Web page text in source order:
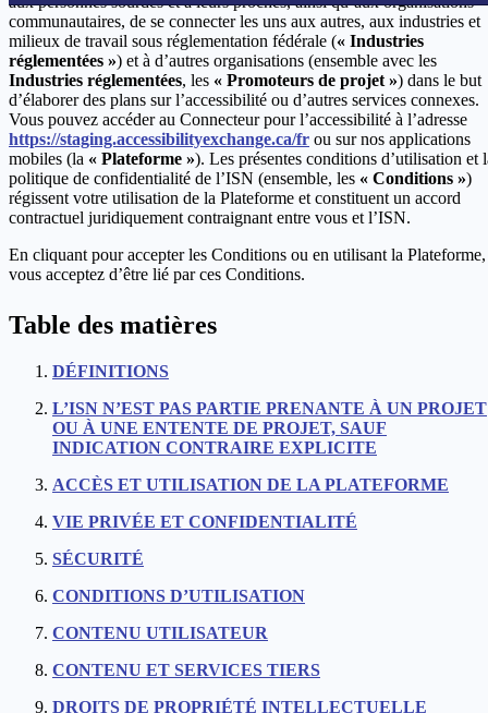
communautaires, de se connecter les uns aux autres, aux industries et
milieux de travail sous réglementation fédérale (« Industries
réglementées ») et à d’autres organisations (ensemble avec les
Industries réglementées, les « Promoteurs de projet ») dans le but
d’élaborer des plans sur l’accessibilité ou d’autres services connexes.
Vous pouvez accéder au Connecteur pour l’accessibilité à l’adresse
https://staging.accessibilityexchange.ca/fr ou sur nos applications
mobiles (la « Plateforme »). Les présentes conditions d’utilisation et
politique de confidentialité de l’ISN (ensemble, les « Conditions »)
régissent votre utilisation de la Plateforme et constituent un accord
contractuel juridiquement contraignant entre vous et l’ISN.
En cliquant pour accepter les Conditions ou en utilisant la Plateforme,
vous acceptez d’être lié par ces Conditions.
Table des matières
DÉFINITIONS
L’ISN N’EST PAS PARTIE PRENANTE À UN PROJET
OU À UNE ENTENTE DE PROJET, SAUF
INDICATION CONTRAIRE EXPLICITE
ACCÈS ET UTILISATION DE LA PLATEFORME
VIE PRIVÉE ET CONFIDENTIALITÉ
SÉCURITÉ
CONDITIONS D’UTILISATION
CONTENU UTILISATEUR
CONTENU ET SERVICES TIERS
DROITS DE PROPRIÉTÉ INTELLECTUELLE